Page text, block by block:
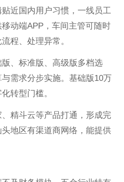
近国内用户习惯，一线员工
动端APP，车间主管可随时
程、处理异常。
、标准版、高级版多档选
需求分步实施。基础版10万
转型门槛。
精斗云等产品打通，形成完
地区有渠道商网络，能提供